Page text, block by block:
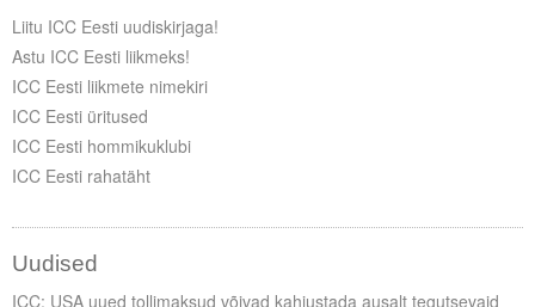
Liitu ICC Eesti uudiskirjaga!
Astu ICC Eesti liikmeks!
ICC Eesti liikmete nimekiri
ICC Eesti üritused
ICC Eesti hommikuklubi
ICC Eesti rahatäht
Uudised
ICC: USA uued tollimaksud võivad kahjustada ausalt tegutsevaid